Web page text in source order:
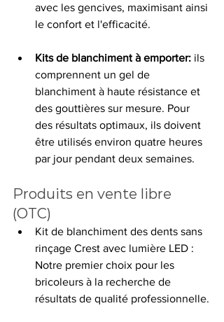
avec les gencives, maximisant ainsi
le confort et l'efficacité.
Kits de blanchiment à emporter: ils
comprennent un gel de
blanchiment à haute résistance et
des gouttières sur mesure. Pour
des résultats optimaux, ils doivent
être utilisés environ quatre heures
par jour pendant deux semaines.
Produits en vente libre
(OTC)
Kit de blanchiment des dents sans
rinçage Crest avec lumière LED :
Notre premier choix pour les
bricoleurs à la recherche de
résultats de qualité professionnelle.